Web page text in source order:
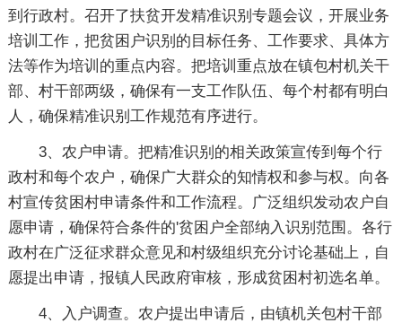
到行政村。召开了扶贫开发精准识别专题会议，开展业务
培训工作，把贫困户识别的目标任务、工作要求、具体方
法等作为培训的重点内容。把培训重点放在镇包村机关干
部、村干部两级，确保有一支工作队伍、每个村都有明白
人，确保精准识别工作规范有序进行。
3、农户申请。把精准识别的相关政策宣传到每个行
政村和每个农户，确保广大群众的知情权和参与权。向各
村宣传贫困村申请条件和工作流程。广泛组织发动农户自
愿申请，确保符合条件的'贫困户全部纳入识别范围。各行
政村在广泛征求群众意见和村级组织充分讨论基础上，自
愿提出申请，报镇人民政府审核，形成贫困村初选名单。
4、入户调查。农户提出申请后，由镇机关包村干部